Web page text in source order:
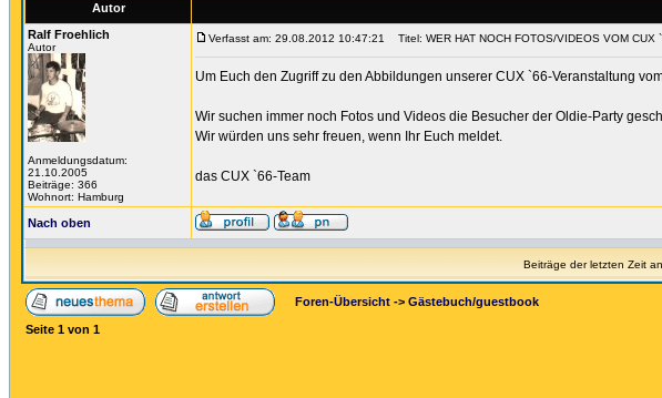
Autor
Ralf Froehlich
Autor
Anmeldungsdatum:
21.10.2005
Beiträge: 366
Wohnort: Hamburg
Verfasst am: 29.08.2012 10:47:21 Titel: WER HAT NOCH FOTOS/VIDEOS VOM CUX
Um Euch den Zugriff zu den Abbildungen unserer CUX `66-Veranstaltung
Wir suchen immer noch Fotos und Videos die Besucher der Oldie-Party
Wir würden uns sehr freuen, wenn Ihr Euch meldet.
das CUX `66-Team
Nach oben
Beiträge der letzten Zeit
Foren-Übersicht -> Gästebuch/guestbook
Seite 1 von 1